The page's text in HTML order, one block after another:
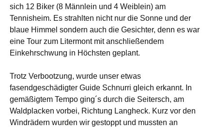
sich 12 Biker (8 Männlein und 4 Weiblein) am
Tennisheim. Es strahlten nicht nur die Sonne und der
blaue Himmel sondern auch die Gesichter, denn es war
eine Tour zum Litermont mit anschließendem
Einkehrschwung in Höchsten geplant.
Trotz Verbootzung, wurde unser etwas
fasendgeschädigter Guide Schnurri gleich erkannt. In
gemäßigtem Tempo ging´s durch die Seitersch, am
Waldplacken vorbei, Richtung Langheck. Kurz vor den
Windrädern wurden wir gestoppt und mussten an